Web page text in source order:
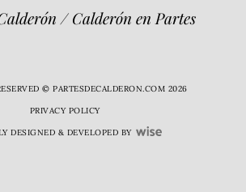
/ Calderón en Partes
© PARTESDECALDERON.COM 2026
PRIVACY POLICY
DESIGNED & DEVELOPED BY